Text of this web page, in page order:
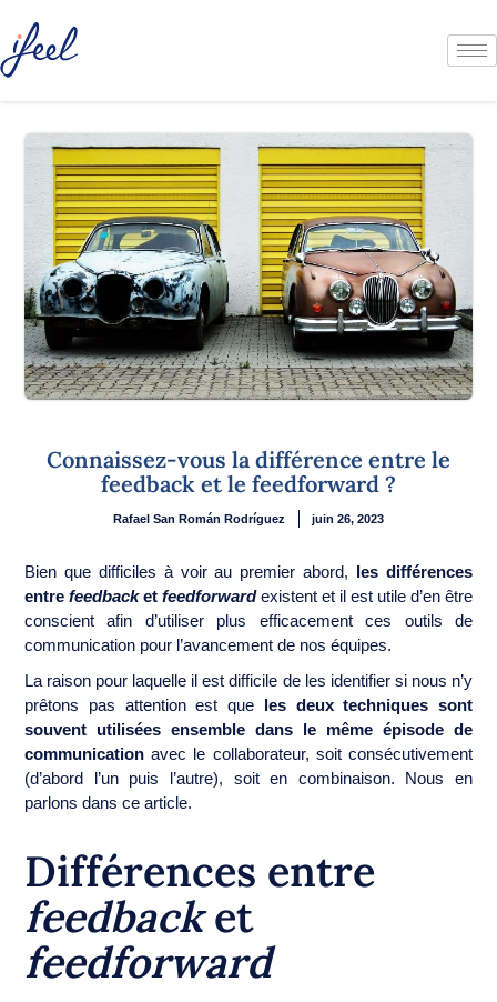
Connaissez-vous la différence entre le
feedback et le feedforward ?
Rafael San Román Rodríguez juin 26, 2023
Bien que difficiles à voir au premier abord, les différences
entre feedbacket feedforward existent et il est utile d’en être
conscient afin d’utiliser plus efficacement ces outils de
communication pour l’avancement de nos équipes.
La raison pour laquelle il est difficile de les identifier si nous n’y
prêtons pas attention est que les deux techniques sont
souvent utilisées ensemble dans le même épisode de
communication avec le collaborateur, soit consécutivement
(d’abord l’un puis l’autre), soit en combinaison. Nous en
parlons dans ce article.
Différences entre
feedbacket
feedforward